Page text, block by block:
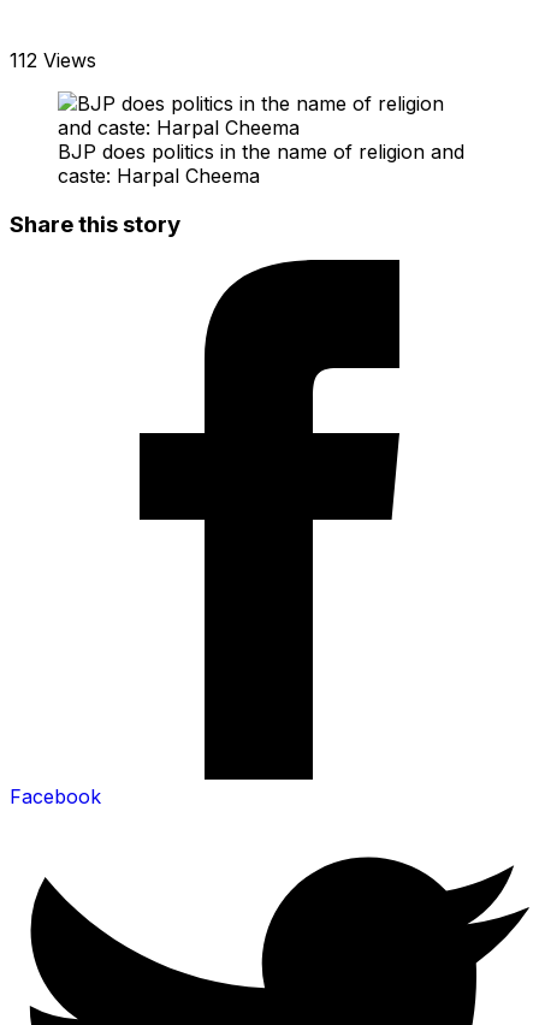
112 Views
BJP does politics in the name of religion and
caste: Harpal Cheema
Share this story
Facebook